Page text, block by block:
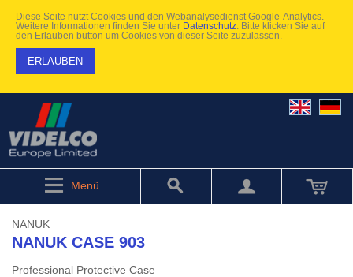
Diese Seite nutzt Cookies und den Webanalysedienst Google-Analytics.
Weitere Informationen finden Sie unter Datenschutz . Bitte klicken Sie auf
den Erlauben button um Cookies von dieser Seite zuzulassen.
ERLAUBEN
Menü
NANUK
NANUK CASE 903
Professional Protective Case